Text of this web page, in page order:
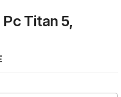
Titan 5,